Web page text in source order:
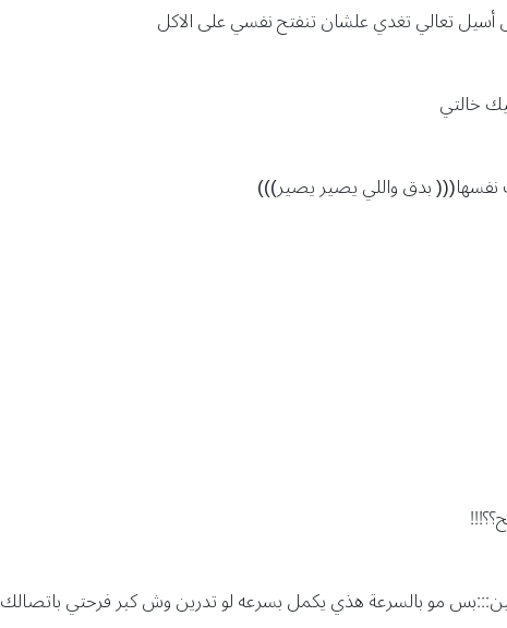
أسيل تعالي تغدي علشان تنفتح نفسي على الاكل
خالتي
نفسها((( بدق واللي يصير يصير)))
مو بالسرعة هذي يكمل بسرعه لو تدرين وش كبر فرحتي باتصالك